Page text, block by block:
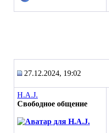
27.12.2024, 19:02
H.A.J.
Свободное общение